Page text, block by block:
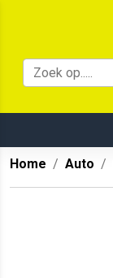
Home Auto